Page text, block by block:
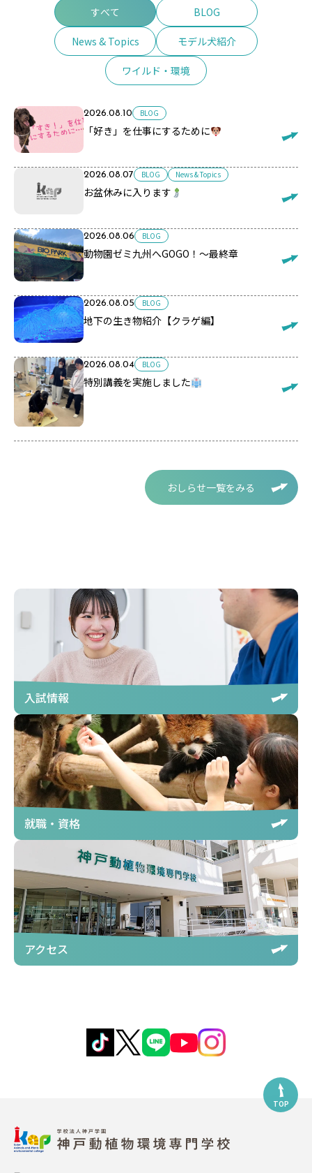
すべて BLOG
News & Topics モデル犬紹介
ワイルド・環境
2026.08.10 BLOG
「好き」を仕事にするために
2026.08.07 BLOG News & Topics
お盆休みに入ります
2026.08.06 BLOG
動物園ゼミ九州へGOGO！～最終章
2026.08.05 BLOG
地下の生き物紹介【クラゲ編】
2026.08.04 BLOG
特別講義を実施しました
おしらせ一覧をみる
入試情報
就職・資格
アクセス
TOP